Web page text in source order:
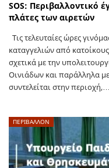
SOS: Περιβαλλοντικό
πλάτες των αιρετών
Τις τελευταίες ώρες
καταγγελιών από
σχετικά με την
Οινιάδων και παράλληλα
συντελείται στην περιοχή,…
ΠΕΡΙΒΑΛΛΟΝ